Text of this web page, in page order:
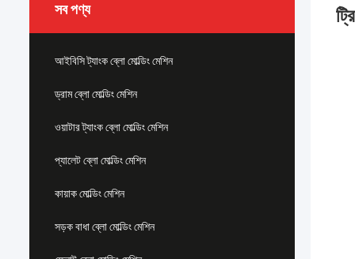
সব পণ্য
আইবিসি ট্যাংক ব্লো মোল্ডিং মেশিন
ড্রাম ব্লো মোল্ডিং মেশিন
ওয়াটার ট্যাংক ব্লো মোল্ডিং মেশিন
প্যালেট ব্লো মোল্ডিং মেশিন
কায়াক মোল্ডিং মেশিন
সড়ক বাধা ব্লো মোল্ডিং মেশিন